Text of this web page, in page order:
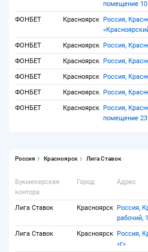
помещение 10
ФОНБЕТ
Красноярск Россия,
ФОНБЕТ
Красноярск Россия,
ФОНБЕТ
Красноярск Россия,
ФОНБЕТ
Красноярск Россия,
ФОНБЕТ
Красноярск Россия,
ФОНБЕТ
Красноярск Россия,
помещение 23
Россия Красноярск Лига Ставок
Букмекерская
контора
Город Адрес
Лига Ставок Красноярск Россия,
рабочий,
Лига Ставок
Красноярск Россия,
«г»